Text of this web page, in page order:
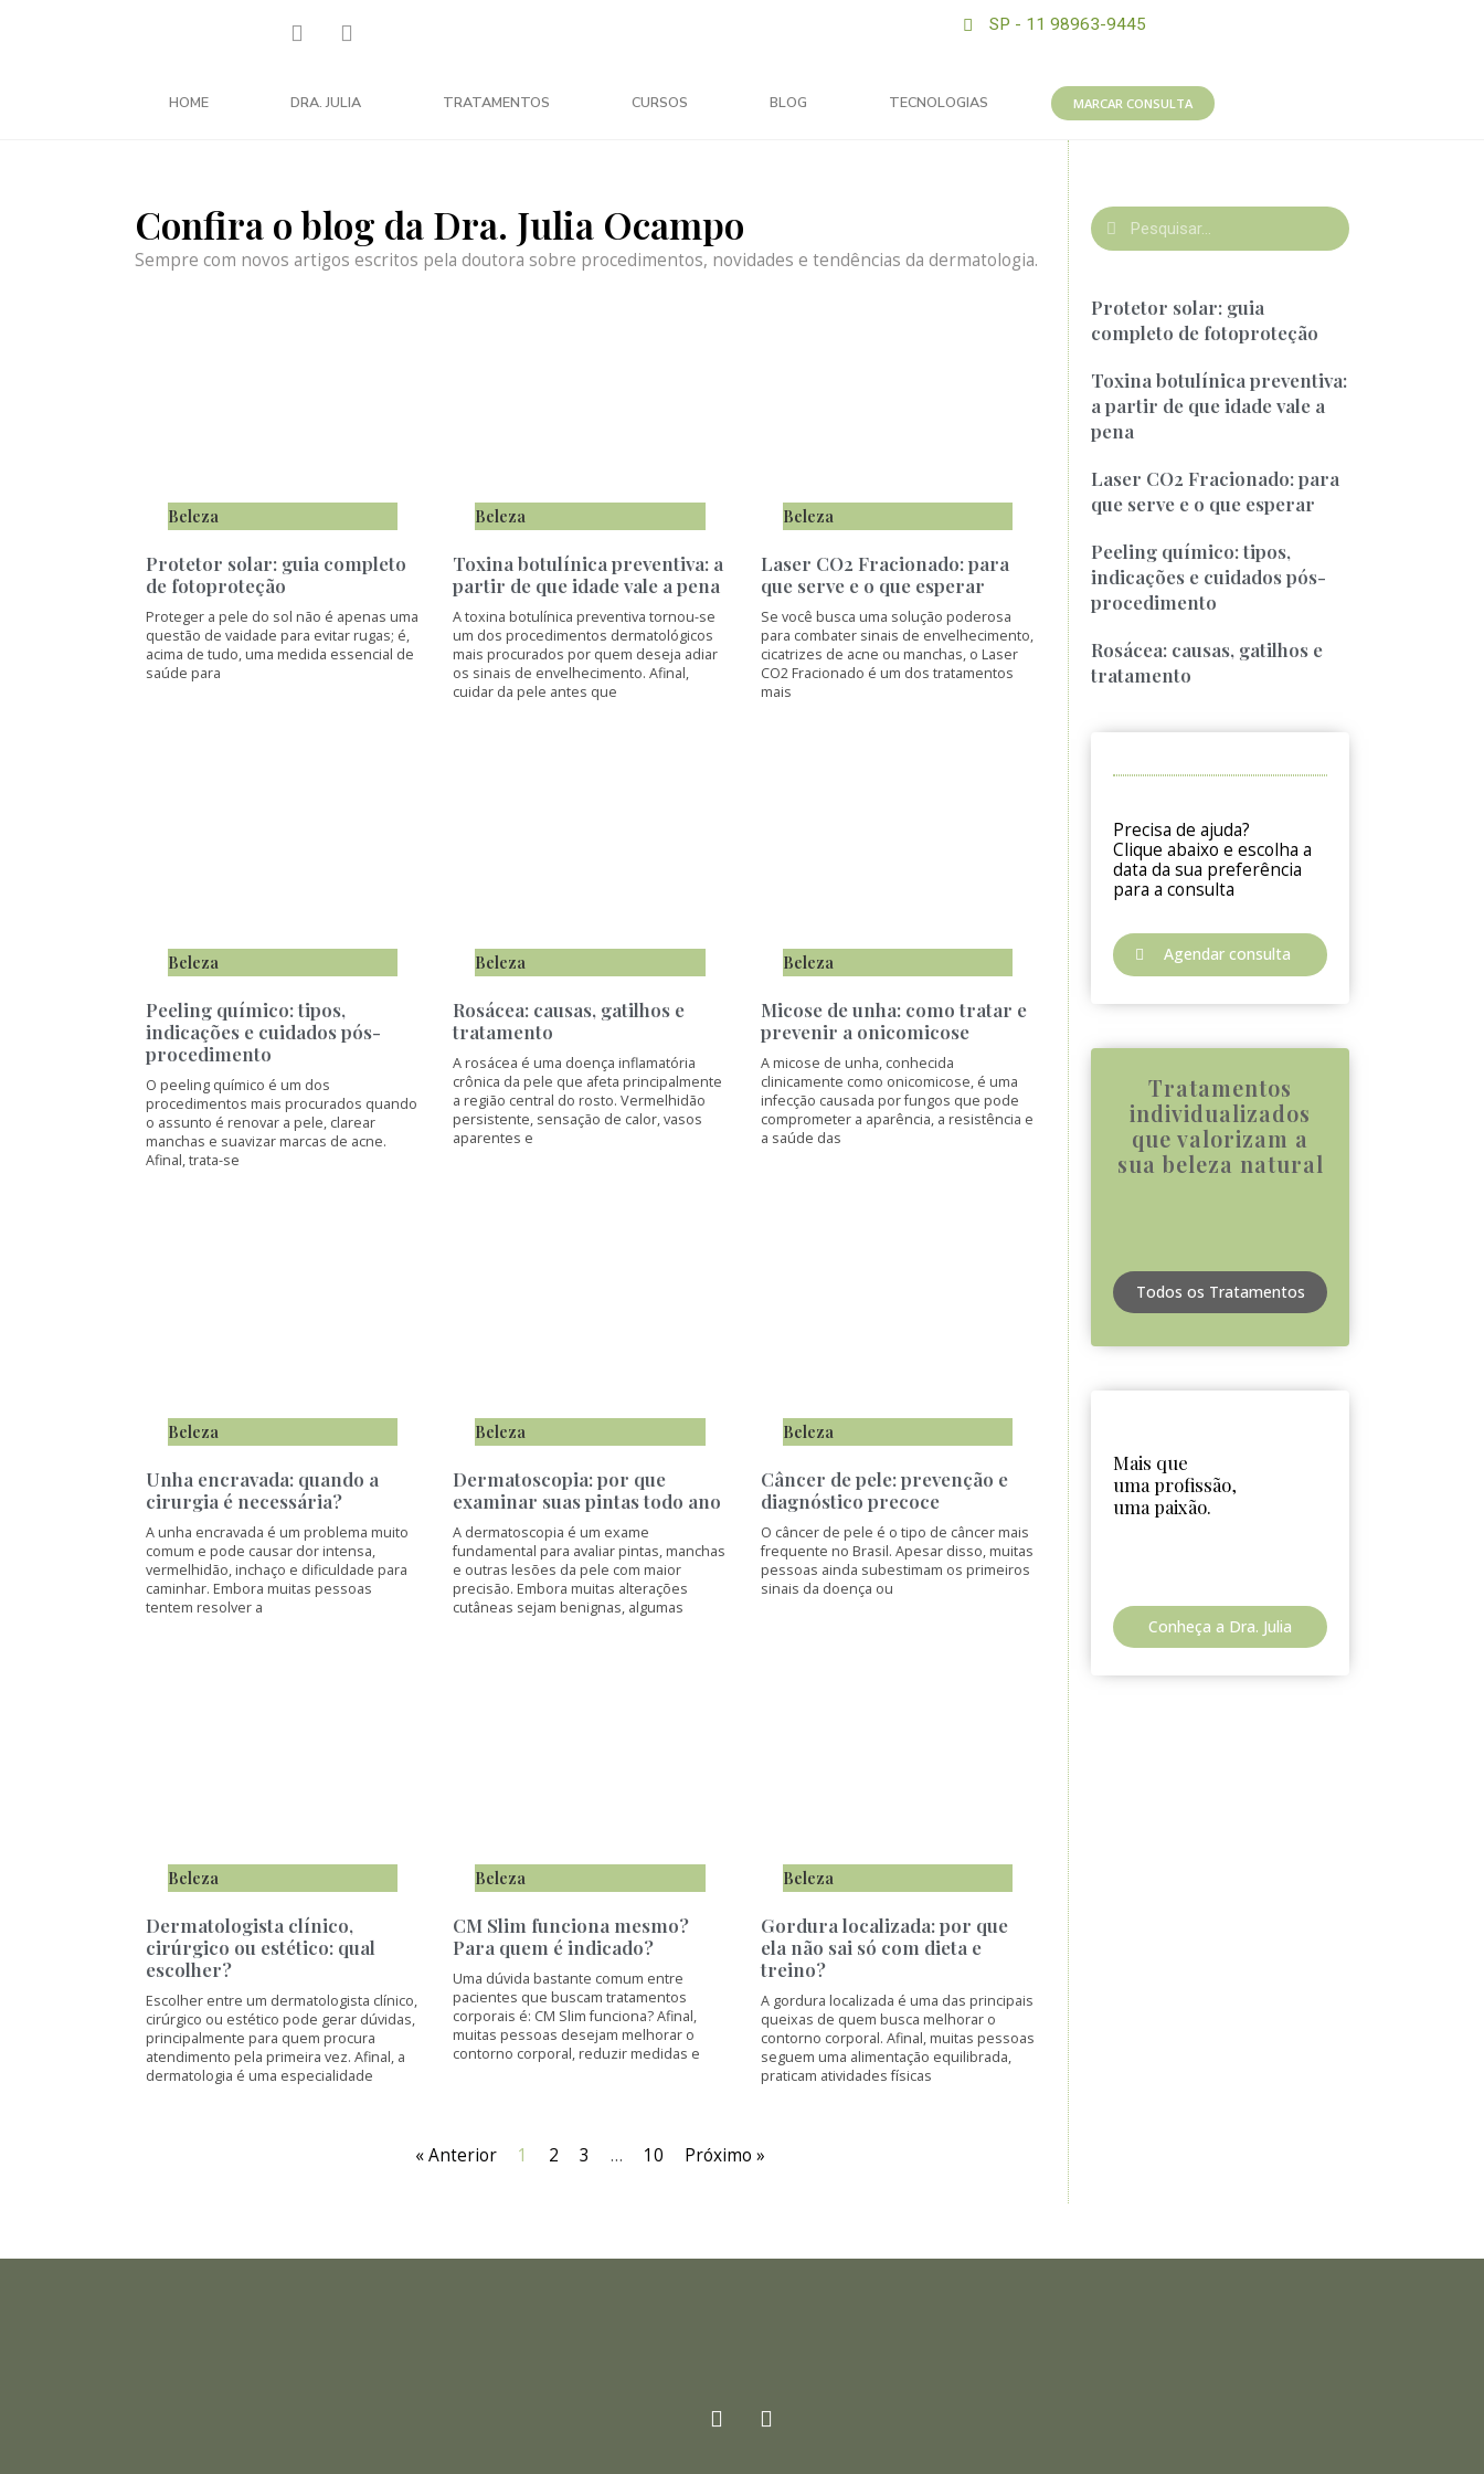
SP - 11 98963-9445
HOME DRA. JULIA TRATAMENTOS CURSOS BLOG TECNOLOGIAS MARCAR CONSULTA
Confira o blog da Dra. Julia Ocampo
Sempre com novos artigos escritos pela doutora sobre procedimentos, novidades e tendências da dermatologia.
Beleza
Protetor solar: guia completo
de fotoproteção
Proteger a pele do sol não é apenas uma
questão de vaidade para evitar rugas; é,
acima de tudo, uma medida essencial de
saúde para
Beleza
Toxina botulínica preventiva: a
partir de que idade vale a pena
A toxina botulínica preventiva tornou-se
um dos procedimentos dermatológicos
mais procurados por quem deseja adiar
os sinais de envelhecimento. Afinal,
cuidar da pele antes que
Beleza
Laser CO2 Fracionado: para
que serve e o que esperar
Se você busca uma solução poderosa
para combater sinais de envelhecimento,
cicatrizes de acne ou manchas, o Laser
CO2 Fracionado é um dos tratamentos
mais
Beleza
Peeling químico: tipos,
indicações e cuidados pós-
procedimento
O peeling químico é um dos
procedimentos mais procurados quando
o assunto é renovar a pele, clarear
manchas e suavizar marcas de acne.
Afinal, trata-se
Beleza
Rosácea: causas, gatilhos e
tratamento
A rosácea é uma doença inflamatória
crônica da pele que afeta principalmente
a região central do rosto. Vermelhidão
persistente, sensação de calor, vasos
aparentes e
Beleza
Micose de unha: como tratar e
prevenir a onicomicose
A micose de unha, conhecida
clinicamente como onicomicose, é uma
infecção causada por fungos que pode
comprometer a aparência, a resistência e
a saúde das
Beleza
Unha encravada: quando a
cirurgia é necessária?
A unha encravada é um problema muito
comum e pode causar dor intensa,
vermelhidão, inchaço e dificuldade para
caminhar. Embora muitas pessoas
tentem resolver a
Beleza
Dermatoscopia: por que
examinar suas pintas todo ano
A dermatoscopia é um exame
fundamental para avaliar pintas, manchas
e outras lesões da pele com maior
precisão. Embora muitas alterações
cutâneas sejam benignas, algumas
Beleza
Câncer de pele: prevenção e
diagnóstico precoce
O câncer de pele é o tipo de câncer mais
frequente no Brasil. Apesar disso, muitas
pessoas ainda subestimam os primeiros
sinais da doença ou
Beleza
Dermatologista clínico,
cirúrgico ou estético: qual
escolher?
Escolher entre um dermatologista clínico,
cirúrgico ou estético pode gerar dúvidas,
principalmente para quem procura
atendimento pela primeira vez. Afinal, a
dermatologia é uma especialidade
Beleza
CM Slim funciona mesmo?
Para quem é indicado?
Uma dúvida bastante comum entre
pacientes que buscam tratamentos
corporais é: CM Slim funciona? Afinal,
muitas pessoas desejam melhorar o
contorno corporal, reduzir medidas e
Beleza
Gordura localizada: por que
ela não sai só com dieta e
treino?
A gordura localizada é uma das principais
queixas de quem busca melhorar o
contorno corporal. Afinal, muitas pessoas
seguem uma alimentação equilibrada,
praticam atividades físicas
« Anterior 1 2 3 … 10 Próximo »
Protetor solar: guia
completo de fotoproteção
Toxina botulínica preventiva:
a partir de que idade vale a
pena
Laser CO2 Fracionado: para
que serve e o que esperar
Peeling químico: tipos,
indicações e cuidados pós-
procedimento
Rosácea: causas, gatilhos e
tratamento
Precisa de ajuda?
Clique abaixo e escolha a
data da sua preferência
para a consulta
Agendar consulta
Tratamentos
individualizados
que valorizam a
sua beleza natural
Todos os Tratamentos
Mais que
uma profissão,
uma paixão.
Conheça a Dra. Julia